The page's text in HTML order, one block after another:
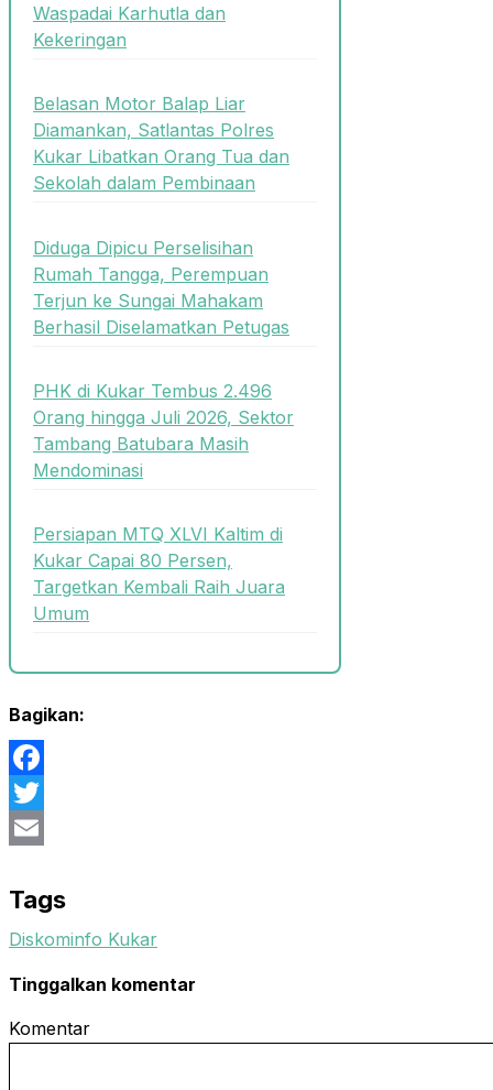
Waspadai Karhutla dan
Kekeringan
Belasan Motor Balap Liar
Diamankan, Satlantas Polres
Kukar Libatkan Orang Tua dan
Sekolah dalam Pembinaan
Diduga Dipicu Perselisihan
Rumah Tangga, Perempuan
Terjun ke Sungai Mahakam
Berhasil Diselamatkan Petugas
PHK di Kukar Tembus 2.496
Orang hingga Juli 2026, Sektor
Tambang Batubara Masih
Mendominasi
Persiapan MTQ XLVI Kaltim di
Kukar Capai 80 Persen,
Targetkan Kembali Raih Juara
Umum
Bagikan:
Facebook
Twitter
Tags
Diskominfo Kukar
Tinggalkan komentar
Komentar